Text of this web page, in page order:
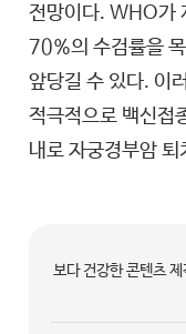
전망이다. WHO가
70%의 수검률을
앞당길 수 있다. 이
적극적으로 백신접
내로 자궁경부암
보다 건강한 콘텐츠